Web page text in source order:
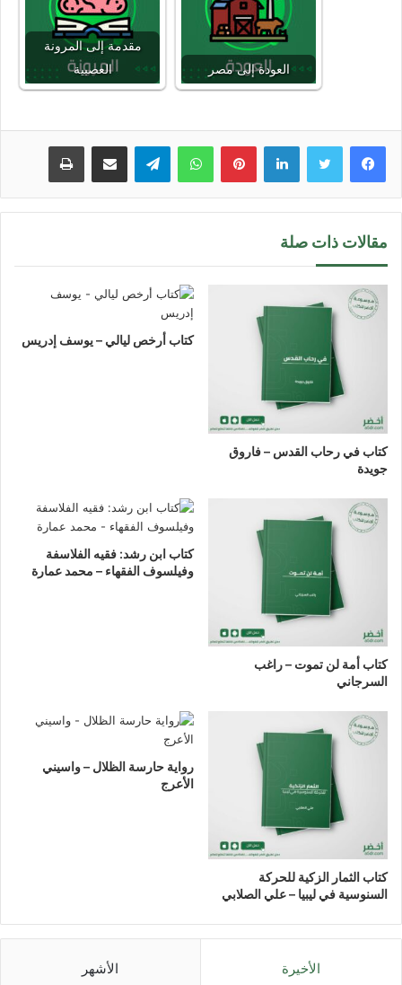
مقدمة إلى المرونة
العصبية
العودة إلى مصر
لينكدإن بينتيريستواتساب تيلقرام مشاركة عبر البريد طباعة
مقالات ذات صلة
كتاب في رحاب القدس – فاروق
جويدة
كتاب أرخص ليالي – يوسف إدريس
كتاب أمة لن تموت – راغب
السرجاني
كتاب ابن رشد: فقيه الفلاسفة
وفيلسوف الفقهاء – محمد عمارة
كتاب الثمار الزكية للحركة
السنوسية في ليبيا – علي الصلابي
رواية حارسة الظلال – واسيني
الأعرج
الأخيرة الأشهر